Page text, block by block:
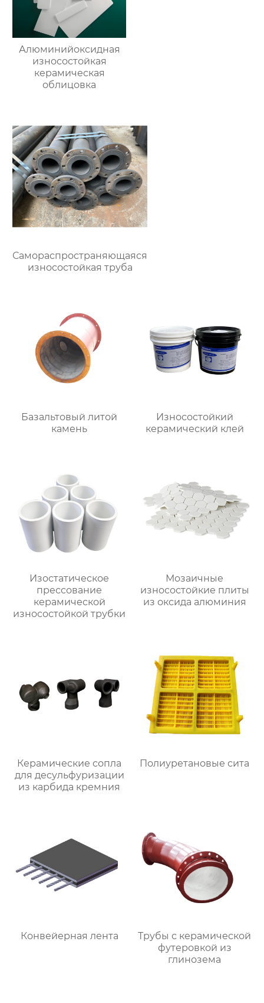
Алюминийоксидная
износостойкая
керамическая
облицовка
Самораспространяющаяся
износостойкая труба
Базальтовый литой
камень
Износостойкий
керамический клей
Изостатическое
прессование
керамической
износостойкой трубки
Мозаичные
износостойкие плиты
из оксида алюминия
Керамические сопла
для десульфуризации
из карбида кремния
Полиуретановые сита
Конвейерная лента
Трубы с керамической
футеровкой из
глинозема